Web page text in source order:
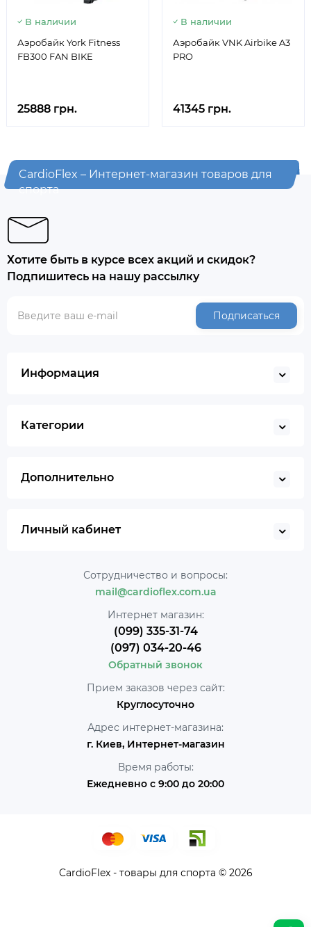
В наличии
Аэробайк York Fitness
FB300 FAN BIKE
25888 грн.
В наличии
Аэробайк VNK Airbike A3
PRO
41345 грн.
CardioFlex – Интернет-магазин товаров для
спорта
Хотите быть в курсе всех акций и скидок?
Подпишитесь на нашу рассылку
Подписаться
Информация
Категории
Дополнительно
Личный кабинет
Сотрудничество и вопросы:
mail@cardioflex.com.ua
Интернет магазин:
(099) 335-31-74
(097) 034-20-46
Обратный звонок
Прием заказов через сайт:
Круглосуточно
Адрес интернет-магазина:
г. Киев, Интернет-магазин
Время работы:
Ежедневно с 9:00 до 20:00
CardioFlex - товары для спорта © 2026